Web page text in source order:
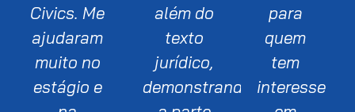
Civics. Me
ajudaram
muito no
estágio e
além do
texto
jurídico,
demonstrando
para
quem
tem
interesse